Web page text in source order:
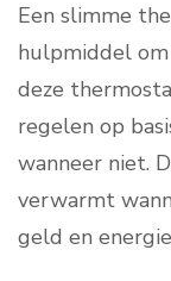
Een slimme
hulpmiddel
deze
regelen op
wanneer niet.
verwarmt
geld en